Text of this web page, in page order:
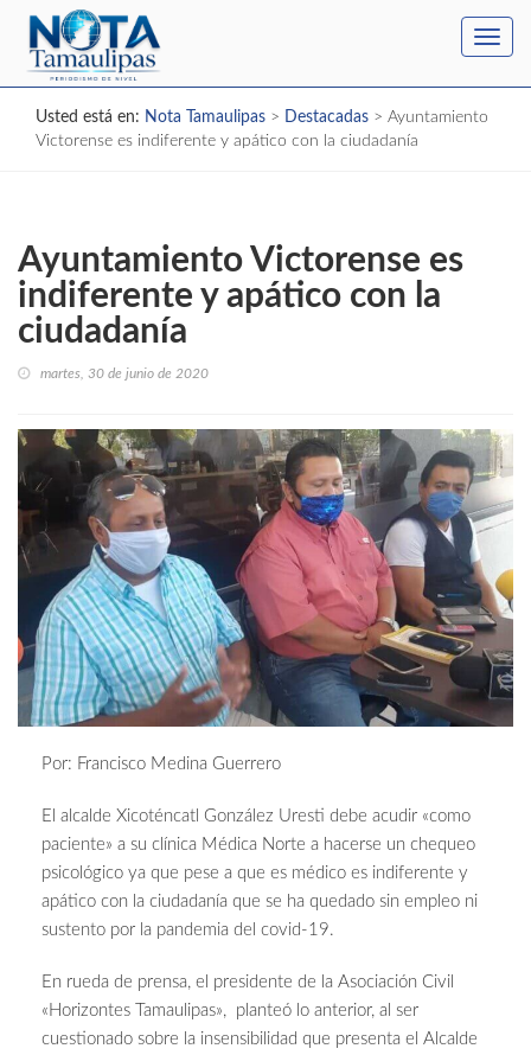
Usted está en: Nota Tamaulipas > Destacadas > Ayuntamiento
Victorense es indiferente y apático con la ciudadanía
Ayuntamiento Victorense es
indiferente y apático con la
ciudadanía
martes, 30 de junio de 2020
Por: Francisco Medina Guerrero
El alcalde Xicoténcatl González Uresti debe acudir «como
paciente» a su clínica Médica Norte a hacerse un chequeo
psicológico ya que pese a que es médico es indiferente y
apático con la ciudadanía que se ha quedado sin empleo ni
sustento por la pandemia del covid-19.
En rueda de prensa, el presidente de la Asociación Civil
«Horizontes Tamaulipas», planteó lo anterior, al ser
cuestionado sobre la insensibilidad que presenta el Alcalde